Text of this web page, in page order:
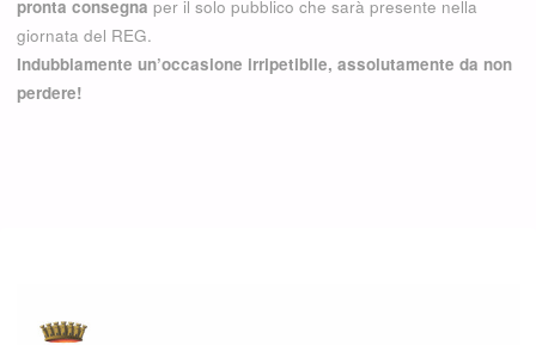
pronta consegna per il solo pubblico che sarà presente nella
giornata del REG.
Indubbiamente un’occasione irripetibile, assolutamente da non
perdere!